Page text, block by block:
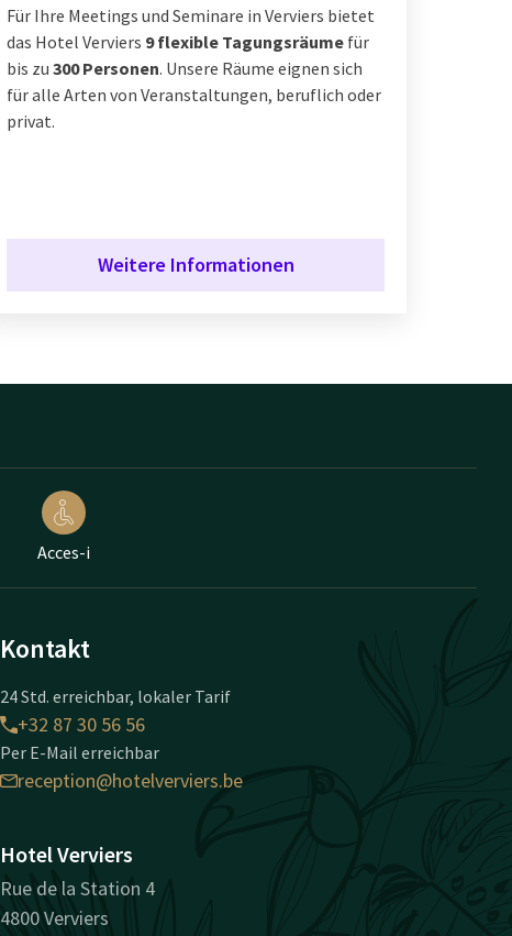
Für Ihre Meetings und Seminare in Verviers bietet
das Hotel Verviers 9 flexible Tagungsräume für
bis zu 300 Personen. Unsere Räume eignen sich
für alle Arten von Veranstaltungen, beruflich oder
privat.
Weitere Informationen
Acces-i
Kontakt
24 Std. erreichbar, lokaler Tarif
+32 87 30 56 56
Per E-Mail erreichbar
reception@hotelverviers.be
Hotel Verviers
Rue de la Station 4
4800 Verviers